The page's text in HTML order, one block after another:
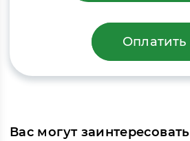
Оплатить
Вас могут заинтересовать